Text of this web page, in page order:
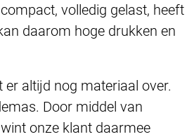
volledig gelast, heeft
daarom hoge drukken en
altijd nog materiaal over.
Door middel van
onze klant daarmee